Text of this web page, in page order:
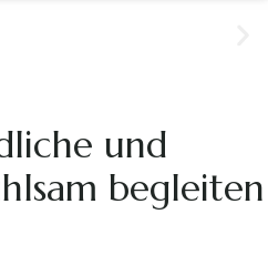
und
begleiten